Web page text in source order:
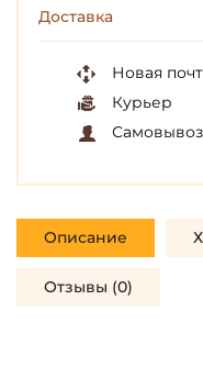
Доставка
Новая
Курьер
Самовывоз
Описание
Отзывы (0)